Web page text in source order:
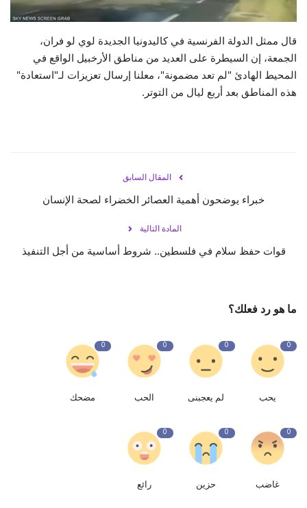
قال ممثل الدولة الفرنسية في كاليدونيا الجديدة لوي لو فران،
الجمعة، إن السيطرة على العديد من مناطق الأرخبيل الواقع في
المحيط الهادئ "لم تعد مضمونة"، معلنا إرسال تعزيزات لـ"استعادة"
هذه المناطق بعد أربع ليال من التوتر.
المقال السابق
خبراء يوضحون أهمية العصائر الخضراء لصحة الإنسان
المادة التالية
قوات حفظ سلام في فلسطين.. شروط أساسية من أجل التنفيذ
ما هو رد فعلك؟
0
يحب
0
لم يعجبنى
0
الحب
0
مضحك
0
غاضب
0
حزين
0
رائع